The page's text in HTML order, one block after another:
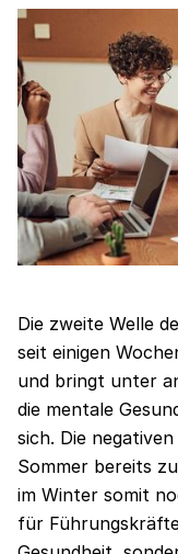
Die zweite Welle
seit einigen
und bringt unter
die mentale
sich. Die
Sommer bereits
im Winter somit
für